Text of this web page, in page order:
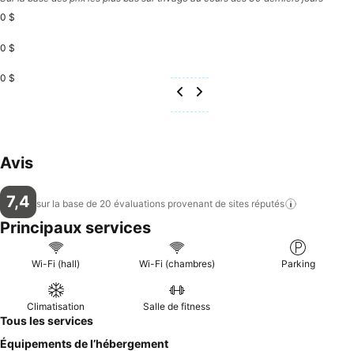
0 $
0 $
0 $
Avis
7,4 sur la base de 20 évaluations provenant de sites réputés
Principaux services
Wi-Fi (hall) Wi-Fi (chambres) Parking
Climatisation Salle de fitness
Tous les services
Équipements de l’hébergement